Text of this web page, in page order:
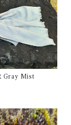
SUMMER Gray Mist